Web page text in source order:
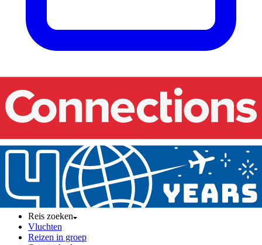
Onze events
Reis zoeken
Vluchten
Reizen in groep